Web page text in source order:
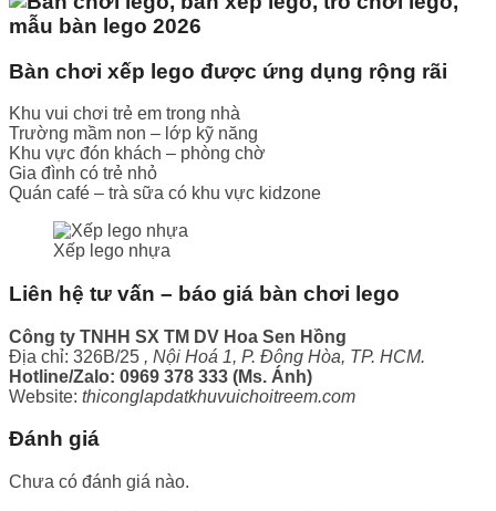
Bàn chơi xếp lego được ứng dụng rộng rãi
Khu vui chơi trẻ em trong nhà
Trường mầm non – lớp kỹ năng
Khu vực đón khách – phòng chờ
Gia đình có trẻ nhỏ
Quán café – trà sữa có khu vực kidzone
Xếp lego nhựa
Liên hệ tư vấn – báo giá bàn chơi lego
Công ty TNHH SX TM DV Hoa Sen Hồng
Địa chỉ: 326B/25 , Nội Hoá 1, P. Đông Hòa, TP. HCM.
Hotline/Zalo: 0969 378 333 (Ms. Ánh)
Website: thiconglapdatkhuvuichoitreem.com
Đánh giá
Chưa có đánh giá nào.